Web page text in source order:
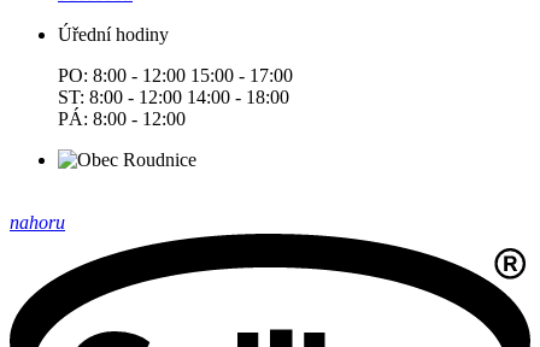
Úřední hodiny
PO: 8:00 - 12:00 15:00 - 17:00
ST: 8:00 - 12:00 14:00 - 18:00
PÁ: 8:00 - 12:00
nahoru